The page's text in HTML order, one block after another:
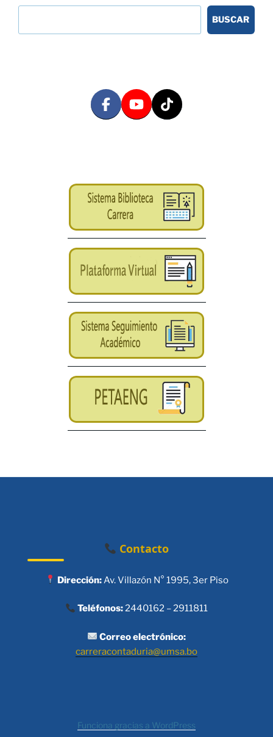
BUSCAR
Contacto
Dirección:Av. Villazón N° 1995, 3er Piso
Teléfonos:2440162 – 2911811
Correo electrónico:
carreracontaduria@umsa.bo
Funciona gracias a WordPress